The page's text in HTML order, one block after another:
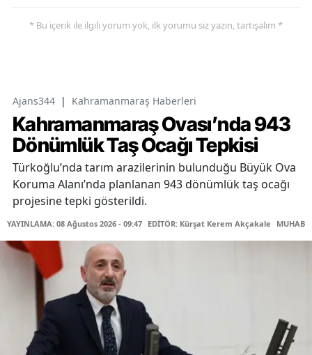
* Bu içerik ile ilgili yorum yok, ilk yorumu siz yazın, tartışalım *
Ajans344 | Kahramanmaraş Haberleri
Kahramanmaraş Ovası’nda 943
Dönümlük Taş Ocağı Tepkisi
Türkoğlu’nda tarım arazilerinin bulunduğu Büyük Ova
Koruma Alanı’nda planlanan 943 dönümlük taş ocağı
projesine tepki gösterildi.
YAYINLAMA: 08 Ağustos 2026 - 09:47 EDİTÖR: Kürşat Kerem Akçakale